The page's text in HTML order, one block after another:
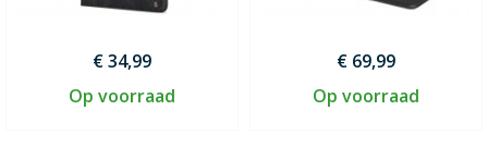
€ 34,99
Op voorraad
€ 69,99
Op voorraad